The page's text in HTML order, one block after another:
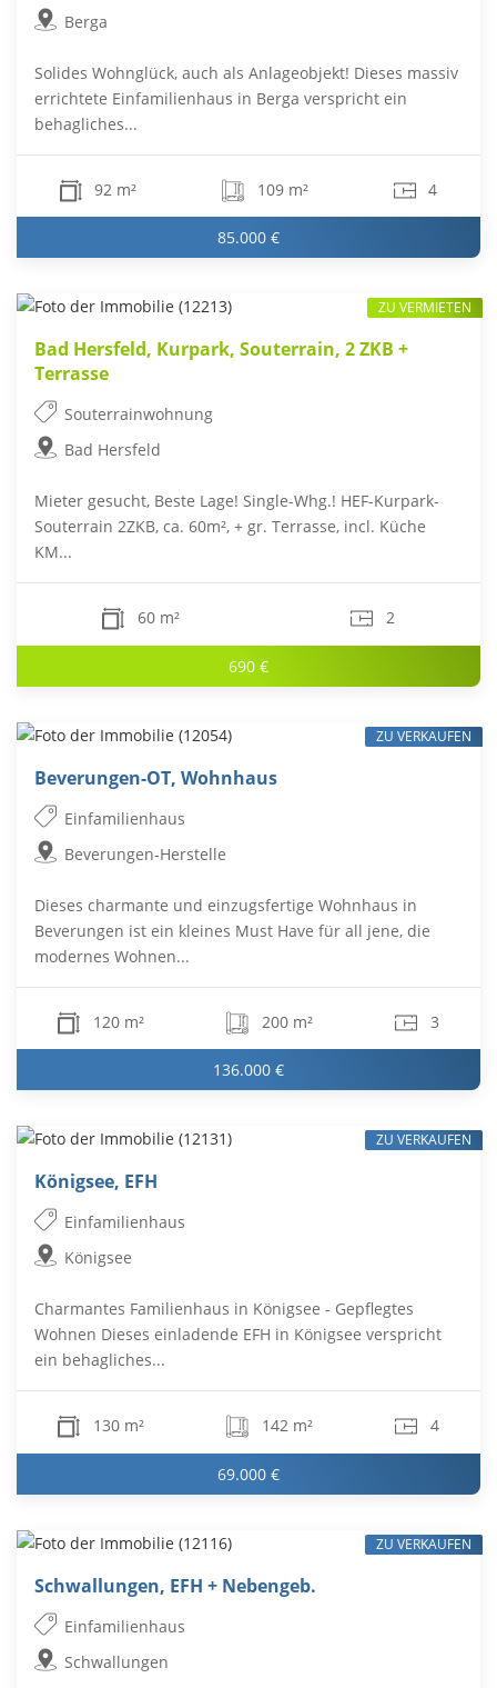
Berga
Solides Wohnglück, auch als Anlageobjekt! Dieses massiv
errichtete Einfamilienhaus in Berga verspricht ein
behagliches...
92 m² 109 m² 4
85.000 €
Bad Hersfeld, Kurpark, Souterrain, 2 ZKB +
Terrasse
Souterrainwohnung
Bad Hersfeld
Mieter gesucht, Beste Lage! Single-Whg.! HEF-Kurpark-
Souterrain 2ZKB, ca. 60m², + gr. Terrasse, incl. Küche
KM...
60 m² 2
690 €
ZU VERMIETEN
Beverungen-OT, Wohnhaus
Einfamilienhaus
Beverungen-Herstelle
Dieses charmante und einzugsfertige Wohnhaus in
Beverungen ist ein kleines Must Have für all jene, die
modernes Wohnen...
120 m² 200 m² 3
136.000 €
ZU VERKAUFEN
Königsee, EFH
Einfamilienhaus
Königsee
Charmantes Familienhaus in Königsee - Gepflegtes
Wohnen Dieses einladende EFH in Königsee verspricht
ein behagliches...
130 m² 142 m² 4
69.000 €
ZU VERKAUFEN
Schwallungen, EFH + Nebengeb.
Einfamilienhaus
Schwallungen
ZU VERKAUFEN